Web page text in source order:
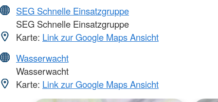
SEG Schnelle Einsatzgruppe
SEG Schnelle Einsatzgruppe
Karte: Link zur Google Maps Ansicht
Wasserwacht
Wasserwacht
Karte: Link zur Google Maps Ansicht